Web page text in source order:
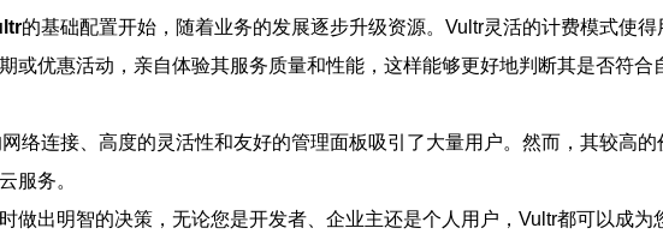
的基础配置开始，随着业务的发展逐步升级资源。Vultr灵活的计费模式使得
或优惠活动，亲自体验其服务质量和性能，这样能够更好地判断其是否符合
网络连接、高度的灵活性和友好的管理面板吸引了大量用户。然而，其较高
服务。
做出明智的决策，无论您是开发者、企业主还是个人用户，Vultr都可以成为